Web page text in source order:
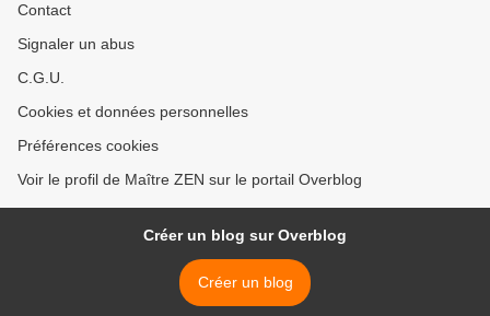
Contact
Signaler un abus
C.G.U.
Cookies et données personnelles
Préférences cookies
Voir le profil de Maître ZEN sur le portail Overblog
Créer un blog sur Overblog
Créer un blog